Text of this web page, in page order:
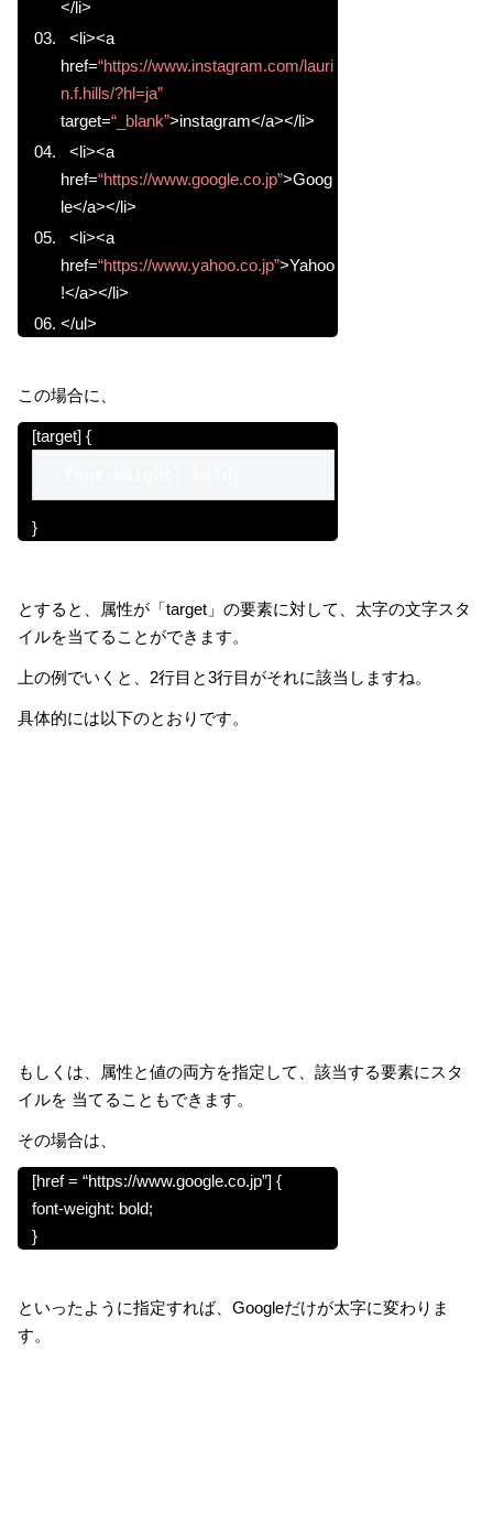
</li>
<li><a
href=“https://www.instagram.com/lauri
n.f.hills/?hl=ja”
target=“_blank”>instagram</a></li>
<li><a
href=“https://www.google.co.jp”>Goog
le</a></li>
<li><a
href=“https://www.yahoo.co.jp”>Yahoo
!</a></li>
</ul>
この場合に、
[target] {
}
とすると、属性が「target」の要素に対して、太字の文字スタ
イルを当てることができます。
上の例でいくと、2行目と3行目がそれに該当しますね。
具体的には以下のとおりです。
もしくは、属性と値の両方を指定して、該当する要素にスタ
イルを 当てることもできます。
その場合は、
[href = “https://www.google.co.jp”] {
font-weight: bold;
}
といったように指定すれば、Googleだけが太字に変わりま
す。